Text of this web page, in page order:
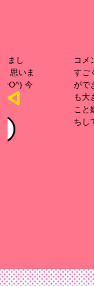
コメントありが
すごく可愛いくて
ができました！＾
も大きくすると
こと嬉しく思い
ちしております